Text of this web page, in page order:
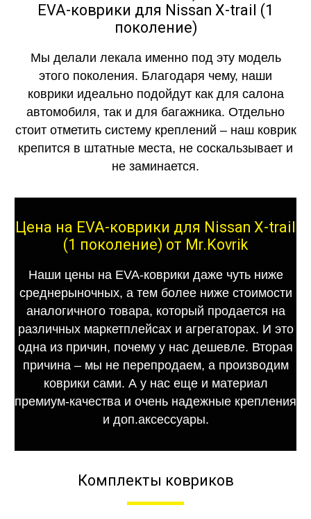
EVA-коврики для Nissan X-trail (1
поколение)
Мы делали лекала именно под эту модель
этого поколения. Благодаря чему, наши
коврики идеально подойдут как для салона
автомобиля, так и для багажника. Отдельно
стоит отметить систему креплений – наш коврик
крепится в штатные места, не соскальзывает и
не заминается.
Цена на EVA-коврики для Nissan X-trail
(1 поколение) от Mr.Kovrik
Наши цены на EVA-коврики даже чуть ниже
среднерыночных, а тем более ниже стоимости
аналогичного товара, который продается на
различных маркетплейсах и агрегаторах. И это
одна из причин, почему у нас дешевле. Вторая
причина – мы не перепродаем, а производим
коврики сами. А у нас еще и материал
премиум-качества и очень надежные крепления
и доп.аксессуары.
Комплекты ковриков